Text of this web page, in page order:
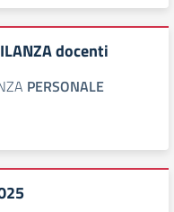
docenti
PERSONALE